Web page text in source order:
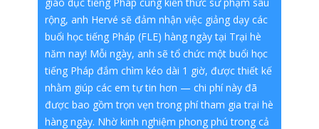
rộng, anh Hervé sẽ đảm nhận việc giảng dạy các
buổi học tiếng Pháp (FLE) hàng ngày tại Trại hè
năm nay! Mỗi ngày, anh sẽ tổ chức một buổi học
tiếng Pháp đắm chìm kéo dài 1 giờ, được thiết kế
nhằm giúp các em tự tin hơn — chi phí này đã
được bao gồm trọn vẹn trong phí tham gia trại hè
hàng ngày. Nhờ kinh nghiệm phong phú trong cả